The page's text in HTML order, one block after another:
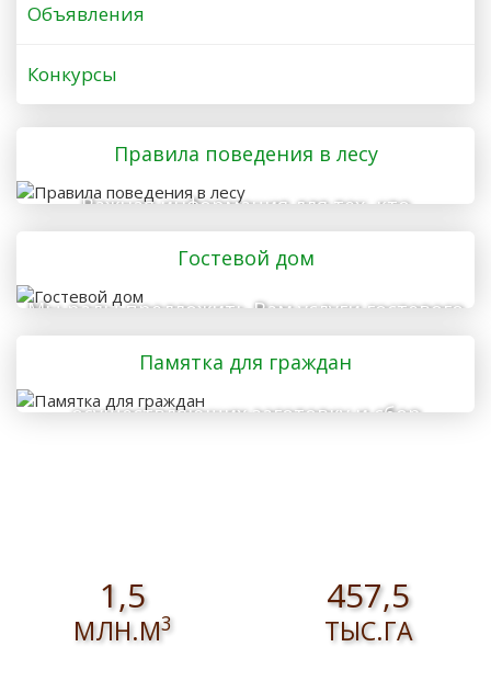
Объявления
Конкурсы
Правила поведения в лесу
Важная информация для тех, кто
отправляется в лес
Гостевой дом
Мы рады предложить Вам услуги гостевого
дома
Памятка для граждан
осуществляющих заготовку и сбор
1,5
МЛН.М3
457,5
ТЫС.ГА